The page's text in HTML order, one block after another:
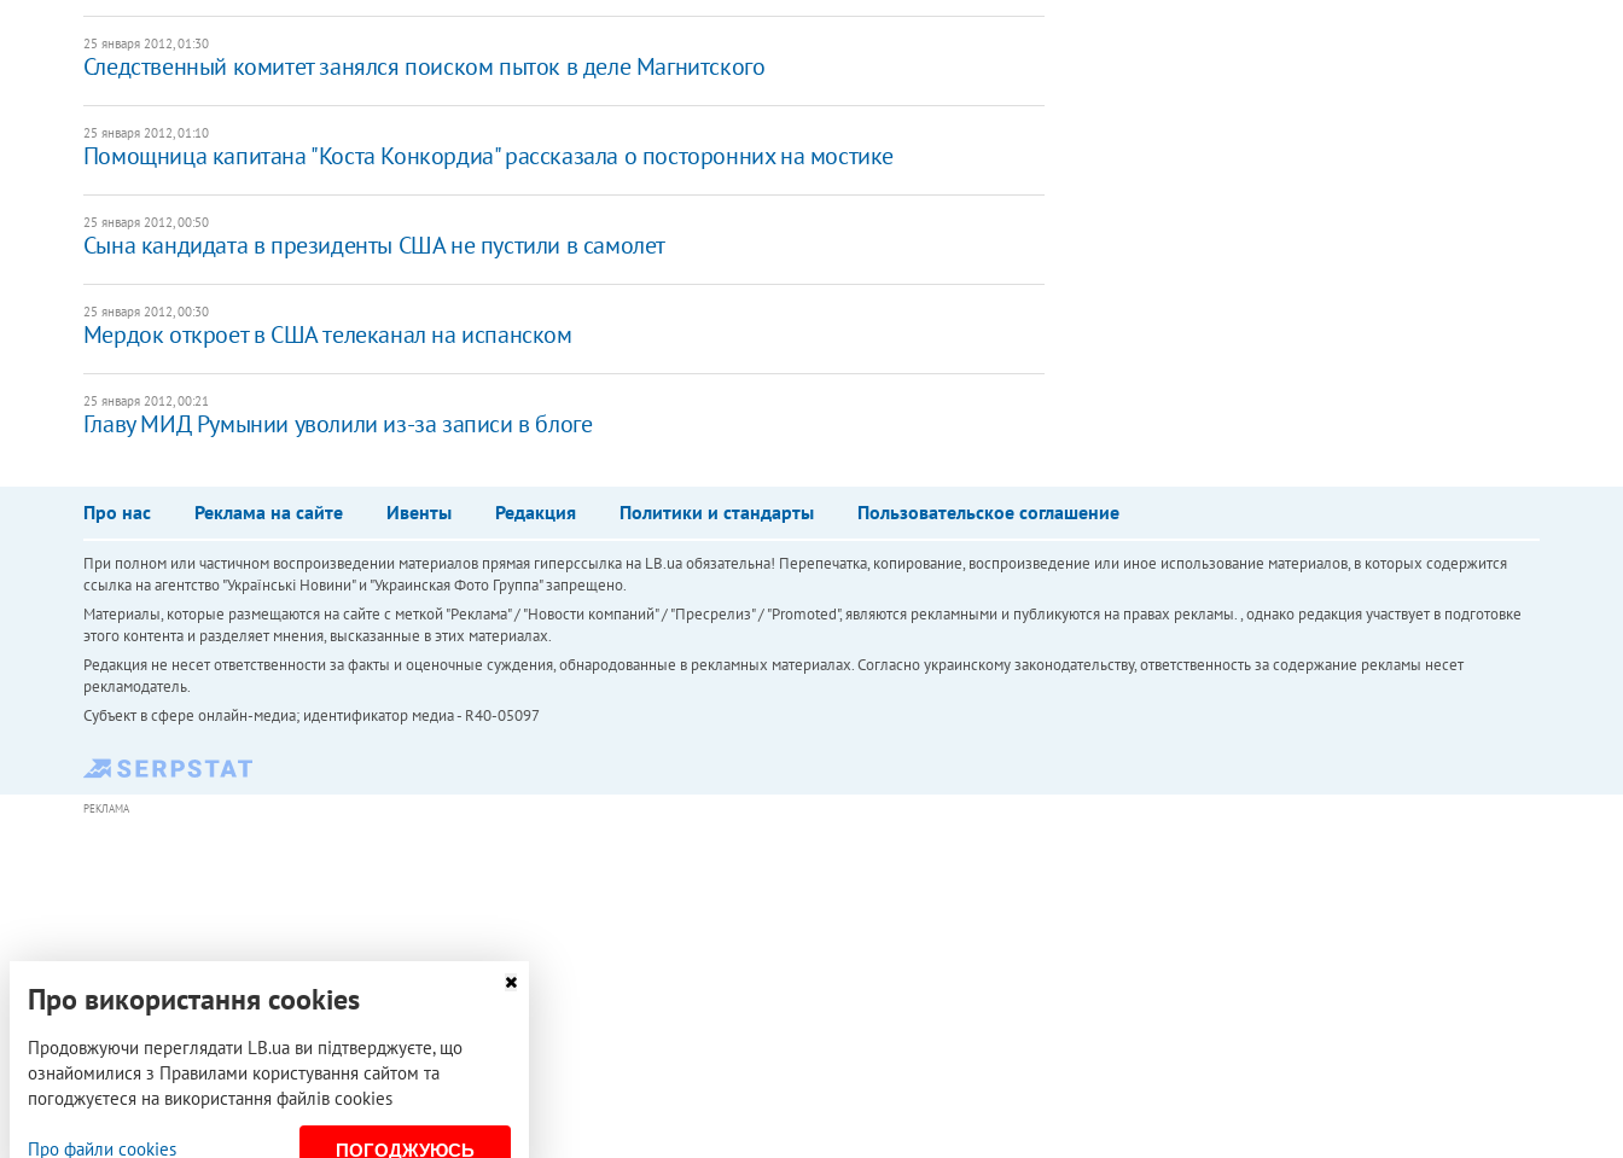
25 января 2012, 01:30
Следственный комитет занялся поиском пыток в деле Магнитского
25 января 2012, 01:10
Помощница капитана "Коста Конкордиа" рассказала о посторонних на мостике
25 января 2012, 00:50
Сына кандидата в президенты США не пустили в самолет
25 января 2012, 00:30
Мердок откроет в США телеканал на испанском
25 января 2012, 00:21
Главу МИД Румынии уволили из-за записи в блоге
Про нас Реклама на сайте Ивенты Редакция Политики и стандарты Пользовательское соглашение
При полном или частичном воспроизведении материалов прямая гиперссылка на LB.ua обязательна! Перепечатка, копирование, воспроизведение или иное использование материалов, в которых содержится
ссылка на агентство "Українськi Новини" и "Украинская Фото Группа" запрещено.
Материалы, которые размещаются на сайте с меткой "Реклама" / "Новости компаний" / "Пресрелиз" / "Promoted", являются рекламными и публикуются на правах рекламы. , однако редакция участвует в подготовке
этого контента и разделяет мнения, высказанные в этих материалах.
Редакция не несет ответственности за факты и оценочные суждения, обнародованные в рекламных материалах. Согласно украинскому законодательству, ответственность за содержание рекламы несет
рекламодатель.
Субъект в сфере онлайн-медиа; идентификатор медиа - R40-05097
РЕКЛАМА
Про використання cookies
Продовжуючи переглядати LB.ua ви підтверджуєте, що
ознайомилися з Правилами користування сайтом та
погоджуєтеся на використання файлів cookies
Про файли cookies ПОГОДЖУЮСЬ